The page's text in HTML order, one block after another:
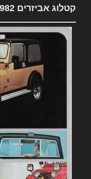
קטלוג אביזרים 1982 Jeep